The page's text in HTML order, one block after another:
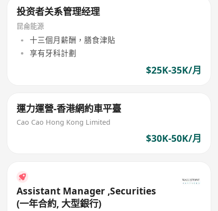
投资者关系管理经理
昆侖能源
十三個月薪酬，膳食津貼
享有牙科計劃
$25K-35K/月
運力運營-香港網約車平臺
Cao Cao Hong Kong Limited
$30K-50K/月
Assistant Manager ,Securities
(一年合約, 大型銀行)